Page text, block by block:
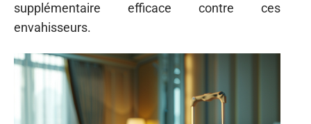
supplémentaire efficace contre ces
envahisseurs.